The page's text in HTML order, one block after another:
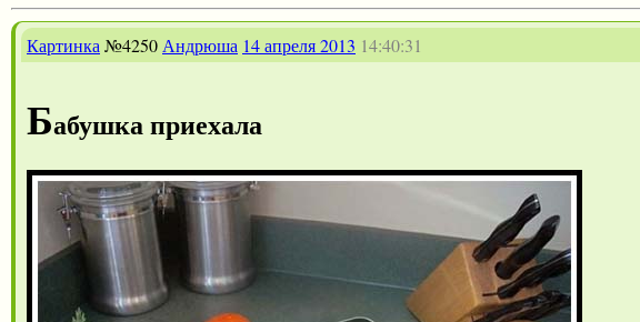
Картинка №4250 Андрюша 14 апреля 2013 14:40:31
Бабушка приехала